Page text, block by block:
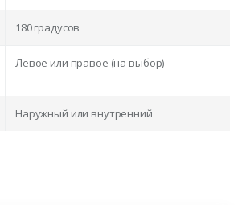
180 градусов
Левое или правое (на выбор)
Наружный или внутренний